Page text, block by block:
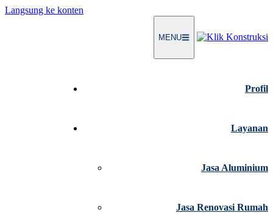
Langsung ke konten
MENU
Profil
Layanan
Jasa Aluminium
Jasa Renovasi Rumah